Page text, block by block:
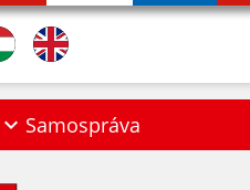
Samospráva